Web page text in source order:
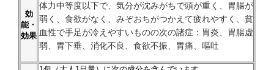
効
能・
効果
体力中等度以下で、気分が沈みがちで頭が重く、胃腸が
弱く、食欲がなく、みぞおちがつかえて疲れやすく、貧
血性で手足が冷えやすいものの次の諸症：胃炎、胃腸虚
弱、胃下垂、消化不良、食欲不振、胃痛、嘔吐